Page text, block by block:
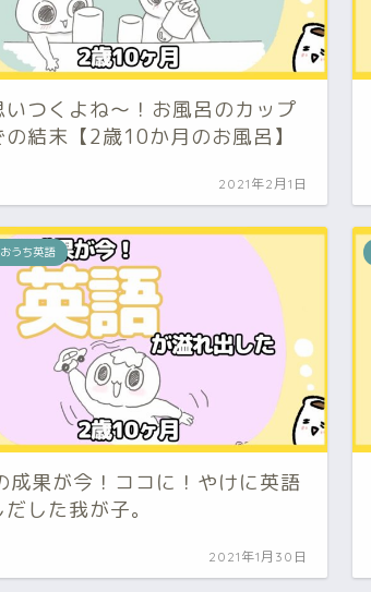
いつくよね～！お風呂のカップ
結末【2歳10か月のお風呂】
2021年2月1日
うち英語
成果が今！ココに！やけに英語
した我が子。
2021年1月30日